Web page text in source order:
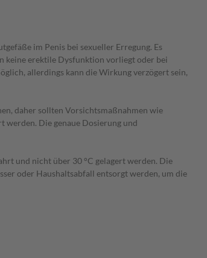
im Penis bei sexueller Erregung. Es
keine erektile Dysfunktion vorliegt oder bei
allerdings kann die Wirkung verzögert sein,
daher sollten Vorsichtsmaßnahmen wie
Die genaue Dosierung und
und nicht über 30 °C gelagert werden. Die
oder Haushaltsabfall entsorgt werden, um die